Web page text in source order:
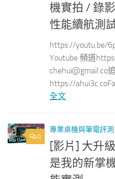
機實拍 / 錄
性能續航測
https://youtu.be/
Youtube 頻道
chehui@gmail.co
https://
全文
0
專業桌機與筆電評測
[影片] 大升
是我的新掌